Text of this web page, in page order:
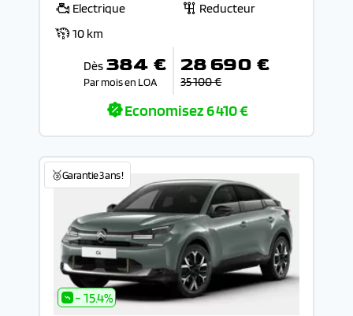
Electrique
Reducteur
10 km
Dès 384 €
Par mois en LOA
28 690 €
35 100 €
Economisez6 410 €
🥉Garantie 3 ans !
- 15.4%